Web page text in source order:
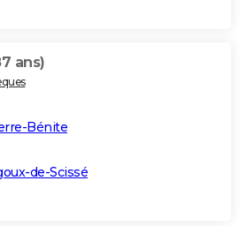
ans)
Bénite
de-Scissé